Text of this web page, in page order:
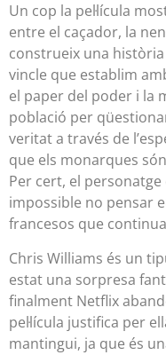
Un cop la pel·lícula
entre el caçador, la
construeix una
vincle que establim
el paper del poder i la
població per
veritat a través de
que els monarques
Per cert, el
impossible no pensar
francesos que
Chris Williams és un
estat una sorpresa
finalment Netflix
pel·lícula justifica per
mantingui, ja que és